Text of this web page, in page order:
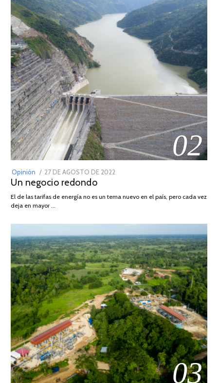
02
Opinión
POSTED
ON
27 DE AGOSTO DE 2022
DE
Un negocio redondo
El de las tarifas de energía no es un tema nuevo en el país, pero cada vez
deja en mayor …
03